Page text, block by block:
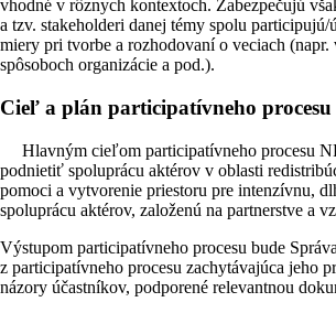
vhodné v rôznych kontextoch. Zabezpečujú
a tzv. stakeholderi danej témy spolu participujú/
miery pri tvorbe a rozhodovaní o veciach
spôsoboch organizácie a pod.).
Cieľ a plán participatívneho
Hlavným cieľom participatívneho procesu
podnietiť spoluprácu aktérov v oblasti
pomoci a vytvorenie priestoru pre intenzívnu,
spoluprácu aktérov, založenú na partnerstve a
Výstupom participatívneho procesu bude Správa
z participatívneho procesu zachytávajúca jeho
názory účastníkov, podporené relevantnou